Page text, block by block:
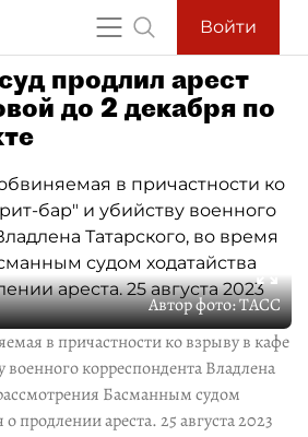
Войти
продлил арест
до 2 декабря по
Автор фото:ТАСС
в причастности ко взрыву в кафе
военного корреспондента Владлена
Басманным судом
о продлении ареста. 25 августа 2023